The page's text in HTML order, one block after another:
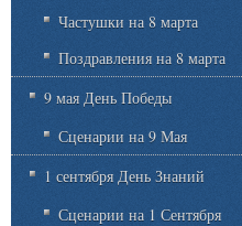
Частушки на 8 марта
Поздравления на 8 марта
9 мая День Победы
Сценарии на 9 Мая
1 сентября День Знаний
Сценарии на 1 Сентября